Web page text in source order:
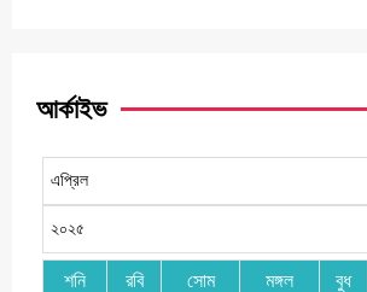
আর্কাইভ
শনি রবি সোম মঙ্গল বুধ